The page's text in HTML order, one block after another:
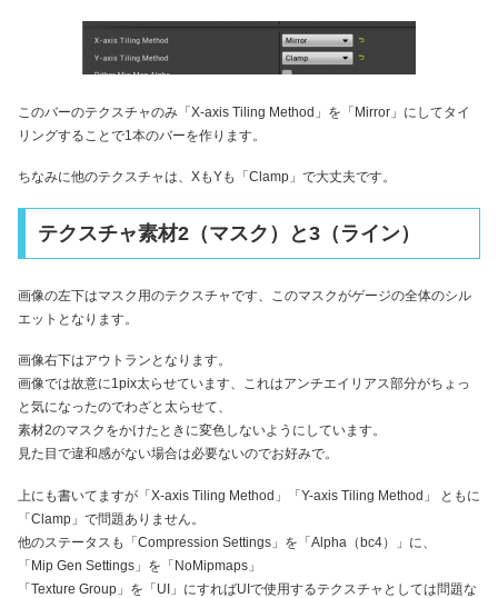
このバーのテクスチャのみ「X-axis Tiling Method」を「Mirror」にしてタイ
リングすることで1本のバーを作ります。
ちなみに他のテクスチャは、XもYも「Clamp」で大丈夫です。
テクスチャ素材2（マスク）と3（ライン）
画像の左下はマスク用のテクスチャです、このマスクがゲージの全体のシル
エットとなります。
画像右下はアウトランとなります。
画像では故意に1pix太らせています、これはアンチエイリアス部分がちょっ
と気になったのでわざと太らせて、
素材2のマスクをかけたときに変色しないようにしています。
見た目で違和感がない場合は必要ないのでお好みで。
上にも書いてますが「X-axis Tiling Method」「Y-axis Tiling Method」 ともに
「Clamp」で問題ありません。
他のステータスも「Compression Settings」を「Alpha（bc4）」に、
「Mip Gen Settings」を「NoMipmaps」
「Texture Group」を「UI」にすればUIで使用するテクスチャとしては問題な